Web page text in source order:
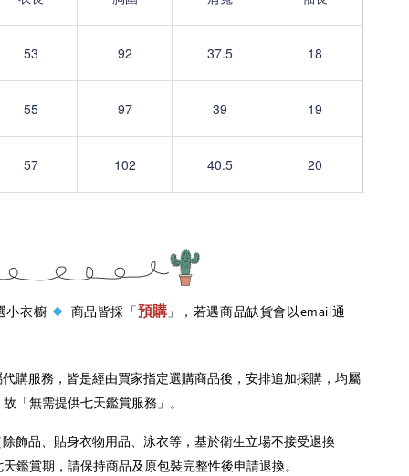
53 92 37.5 18
55 97 39 19
57 102 40.5 20
小衣櫥 商品皆採「預購」，若遇商品缺貨會以email通
購服務，皆是經由買家指定選購商品後，安排追加採購，均屬
「無需提供七天鑑賞服務」。
飾品、貼身衣物用品、泳衣等，基於衛生立場不接受退換
鑑賞期，請保持商品及原包裝完整性後申請退換。